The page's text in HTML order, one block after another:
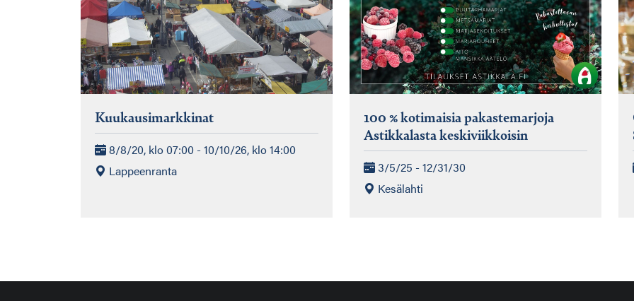
Kuukausimarkkinat
8/8/20, klo 07:00 - 10/10/26, klo 14:00
Lappeenranta
100 % kotimaisia pakastemarjoja
Astikkalasta keskiviikkoisin
3/5/25 - 12/31/30
Kesälahti